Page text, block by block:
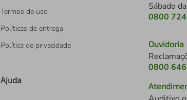
Termos de uso
Políticas de entrega
Política de privacidade
Ajuda
Sábado
0800
Ouvidoria
0800